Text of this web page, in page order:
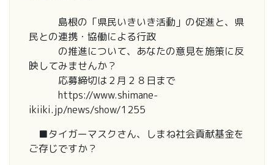
島根の「県民いきいき活動」の促進と、県
民との連携・協働による行政
の推進について、あなたの意見を施策に反
映してみませんか？
応募締切は２月２８日まで
https://www.shimane-
ikiiki.jp/news/show/1255
■タイガーマスクさん、しまね社会貢献基金を
ご存じですか？